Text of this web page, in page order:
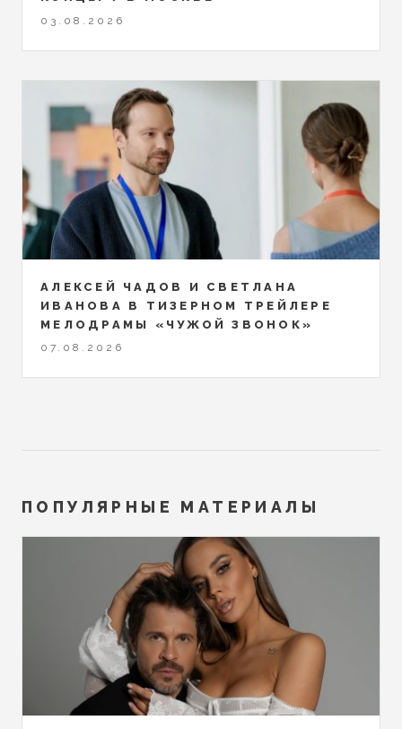
03.08.2026
АЛЕКСЕЙ ЧАДОВ И СВЕТЛАНА
ИВАНОВА В ТИЗЕРНОМ ТРЕЙЛЕРЕ
МЕЛОДРАМЫ «ЧУЖОЙ ЗВОНОК»
07.08.2026
ПОПУЛЯРНЫЕ МАТЕРИАЛЫ